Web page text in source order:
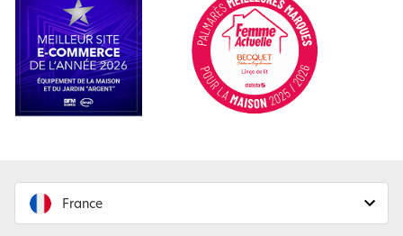
France